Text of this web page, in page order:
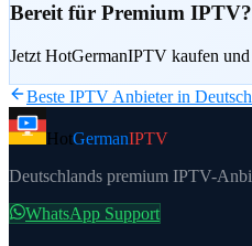
Bereit für Premium IPTV?
Jetzt HotGermanIPTV kaufen
Beste IPTV Anbieter in
HotGermanIPTV
Deutschlands premium IPTV-
WhatsApp Support